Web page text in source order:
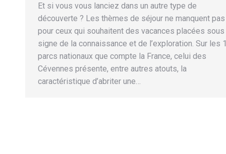
Et si vous vous lanciez dans un autre type de
découverte ? Les thèmes de séjour ne manquent pas
pour ceux qui souhaitent des vacances placées
signe de la connaissance et de l’exploration. Sur les
parcs nationaux que compte la France, celui des
Cévennes présente, entre autres atouts, la
caractéristique d’abriter une…